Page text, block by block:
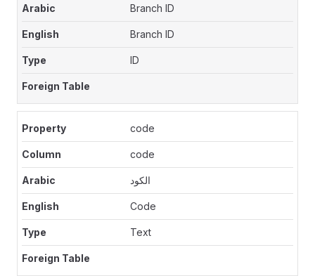
Branch ID
Branch ID
ID
code
code
الكود
Code
Text